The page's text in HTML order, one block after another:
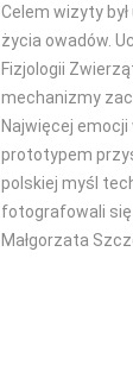
Celem wizyty
życia owadów.
Fizjologii
mechanizmy
Najwięcej
prototypem
polskiej myśl
fotografowali się
Małgorzata